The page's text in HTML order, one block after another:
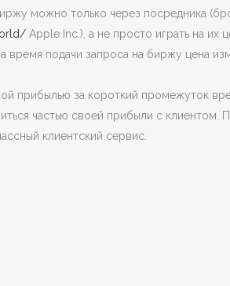
можно только через посредника
Apple Inc.), а не просто играть на их
время подачи запроса на биржу цена
прибылью за короткий промежуток
частью своей прибыли с
клиентский сервис.